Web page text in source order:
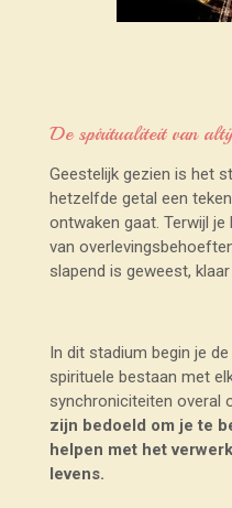
De spiritualiteit van
Geestelijk gezien is het
hetzelfde getal een
ontwaken gaat. Terwijl
van
slapend is geweest,
In dit stadium begin je
spirituele bestaan met
synchroniciteiten overal
zijn bedoeld om je te
helpen met het
levens.